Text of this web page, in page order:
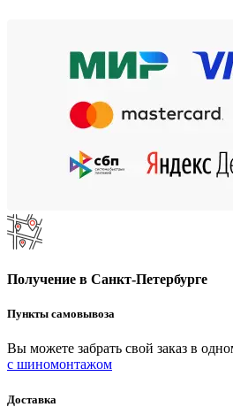
Получение в Санкт-Петербурге
Пункты самовывоза
Вы можете забрать свой заказ в
с шиномонтажом
Доставка